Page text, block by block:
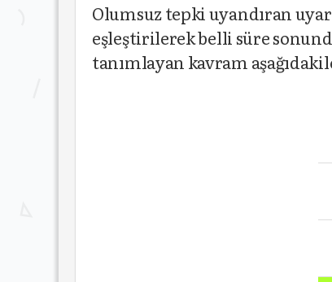
Olumsuz tepki uyandıran
eşleştirilerek belli süre
tanımlayan kavram